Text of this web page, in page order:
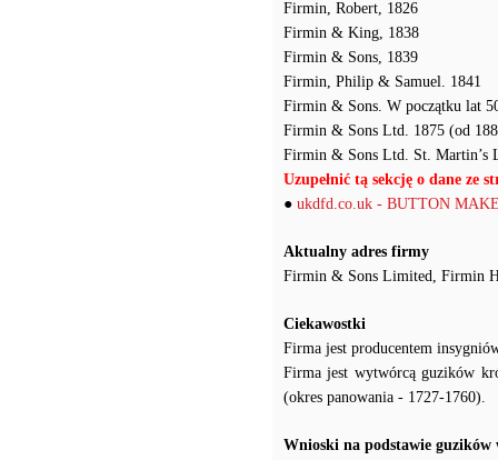
Firmin, Robert, 1826
Firmin & King, 1838
Firmin & Sons, 1839
Firmin, Philip & Samuel. 1841
Firmin & Sons. W początku lat
Firmin & Sons Ltd. 1875 (od
Firmin & Sons Ltd. St. Martin’s
Uzupełnić tą sekcję o dane ze
● ukdfd.co.uk - BUTTON
Aktualny adres firmy
Firmin & Sons Limited, Firmin
Ciekawostki
Firma jest producentem
Firma jest wytwórcą guzików
(okres panowania - 1727-1760).
Wnioski na podstawie